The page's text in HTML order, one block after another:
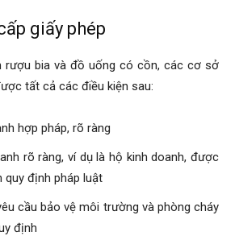
giấy phép
rượu bia và đồ uống có cồn, các cơ sở
tất cả các điều kiện sau:
hợp pháp, rõ ràng
rõ ràng, ví dụ là hộ kinh doanh, được
quy định pháp luật
cầu bảo vệ môi trường và phòng cháy
định